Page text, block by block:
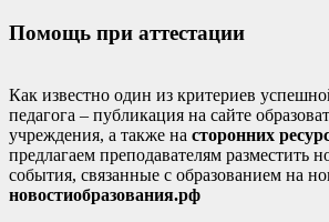
Помощь при аттестации
Как известно один из критериев
педагога – публикация на сайте
учреждения, а также на сторонних
предлагаем преподавателям разместить
события, связанные с образованием на
новостиобразования.рф